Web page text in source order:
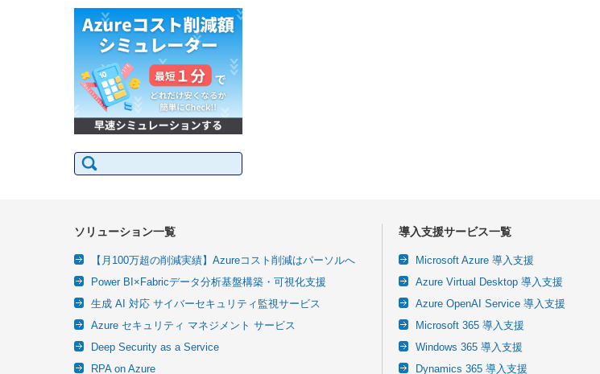
検
索:
ソリューション一覧
【月100万超の削減実績】Azureコスト削減はパーソルへ
Power BI×Fabricデータ分析基盤構築・可視化支援
生成 AI 対応 サイバーセキュリティ監視サービス
Azure セキュリティ マネジメント サービス
Deep Security as a Service
RPA on Azure
導入支援サービス一覧
Microsoft Azure 導入支援
Azure Virtual Desktop 導入支援
Azure OpenAI Service 導入支援
Microsoft 365 導入支援
Windows 365 導入支援
Dynamics 365 導入支援